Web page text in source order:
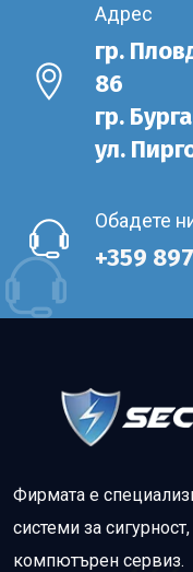
Адрес
гр.
86
гр.
ул.
Обадете
+359
Фирмата е
системи за
компютърен сервиз.